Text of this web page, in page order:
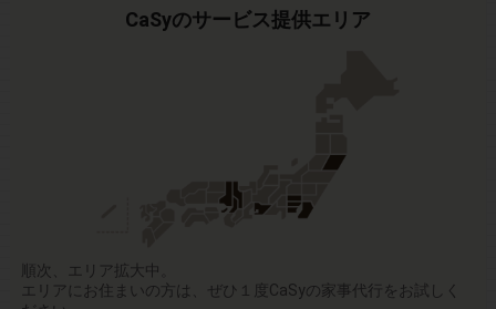
CaSyのサービス提供エリア
順次、エリア拡大中。
エリアにお住まいの方は、ぜひ１度CaSyの家事代行をお試しく